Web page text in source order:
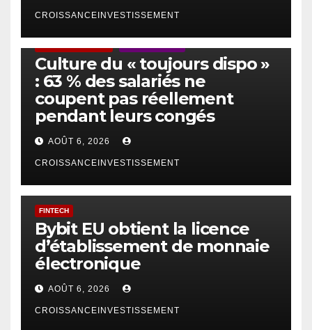
CROISSANCEINVESTISSEMENT
Culture du « toujours dispo »
: 63 % des salariés ne
coupent pas réellement
pendant leurs congés
AOÛT 6, 2026
CROISSANCEINVESTISSEMENT
FINTECH
Bybit EU obtient la licence
d’établissement de monnaie
électronique
AOÛT 6, 2026
CROISSANCEINVESTISSEMENT